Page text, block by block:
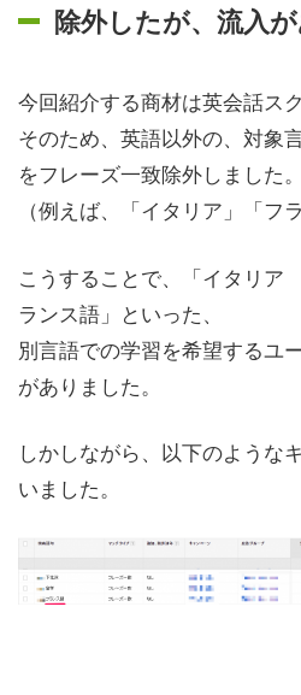
除外したが、流入
今回紹介する商材は英会話ス
そのため、英語以外の、対象
をフレーズ一致除外しました。
（例えば、「イタリア」「フ
こうすることで、「イタリ
ランス語」といった、
別言語での学習を希望するユ
がありました。
しかしながら、以下のような
いました。